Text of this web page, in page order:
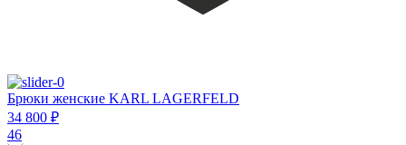
Брюки женские KARL LAGERFELD
34 800 ₽
46